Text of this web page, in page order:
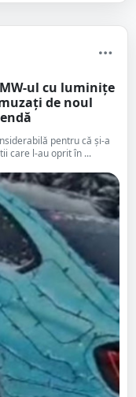
ul cu luminițe
de noul
pentru că şi-a
care l-au oprit în ...